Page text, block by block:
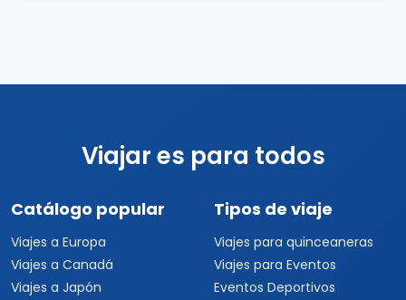
Viajar es para todos
Catálogo popular
Viajes a Europa
Viajes a Canadá
Viajes a Japón
Tipos de viaje
Viajes para quinceaneras
Viajes para Eventos
Eventos Deportivos